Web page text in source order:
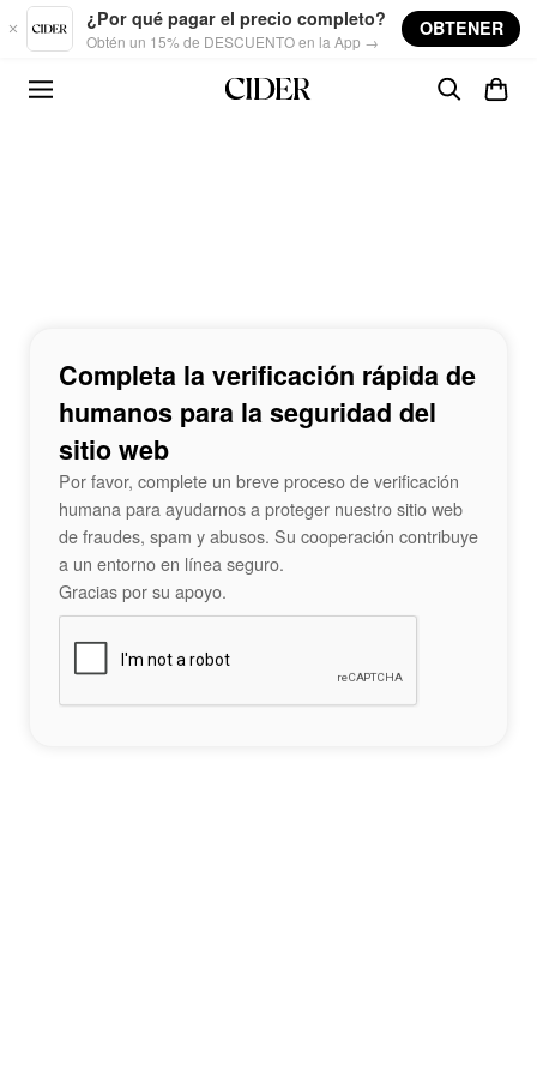
Skip to main content
¿Por qué pagar el precio completo?
Obtén un 15% de DESCUENTO en la App →
OBTENER
Completa la verificación rápida de
humanos para la seguridad del
sitio web
Por favor, complete un breve proceso de verificación
humana para ayudarnos a proteger nuestro sitio web
de fraudes, spam y abusos. Su cooperación contribuye
a un entorno en línea seguro.
Gracias por su apoyo.